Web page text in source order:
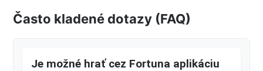
Často kladené dotazy (FAQ)
Je možné hrať cez Fortuna aplikáciu